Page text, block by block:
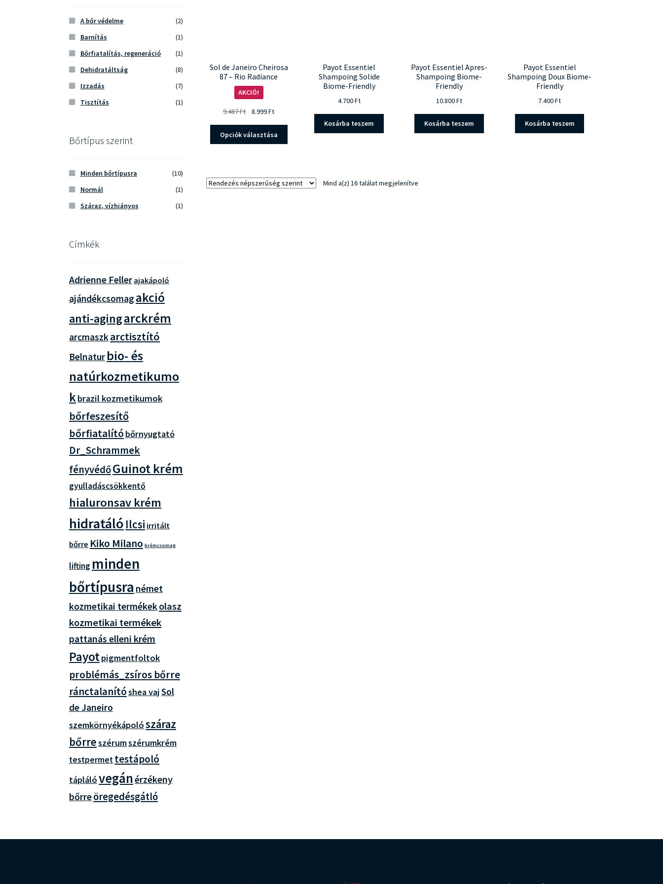
Sol de Janeiro Cheirosa
87 – Rio Radiance
AKCIÓ!
9.487Ft
Original
was:
9.487 Ft.
8.999FtCurrent
is:
8.999 Ft.
Opciók választása
van.
Payot Essentiel
Shampoing Solide
Biome-Friendly
4.700Ft
Kosárba teszem
Payot Essentiel Apres-
Shampoing Biome-
Friendly
10.800Ft
Kosárba teszem
Payot Essentiel
Shampoing Doux Biome-
Friendly
7.400Ft
Kosárba teszem
Mind a(z) 16 találat megjelenítveSorted
A bőr védelme
(2)
Barnítás
(1)
Bőrfiatalítás, regeneráció
(1)
Dehidratáltság
(8)
Izzadás
(7)
Tisztítás
(1)
Bőrtípus szerint
Minden bőrtípusra
(10)
Normál
(1)
Száraz, vízhiányos
(1)
Címkék
Adrienne Feller ajakápoló
ajándékcsomag akció
anti-agingarckrém
arcmaszkarctisztító
Belnatur bio- és
natúrkozmetikumo
kbrazil kozmetikumok
bőrfeszesítő
bőrfiatalító bőrnyugtató
Dr_Schrammek
fényvédőGuinot krém
gyulladáscsökkentő
hialuronsav krém
hidratáló Ilcsi irritált
bőrre Kiko Milano krémcsomag
lifting minden
bőrtípusra német
kozmetikai termékekolasz
kozmetikai termékek
pattanás elleni krém
Payotpigmentfoltok
problémás_zsíros bőrre
ránctalanítóshea vajSol
de Janeiro
szemkörnyékápolószáraz
bőrreszérumszérumkrém
testpermettestápoló
táplálóvegánérzékeny
bőrreöregedésgátló